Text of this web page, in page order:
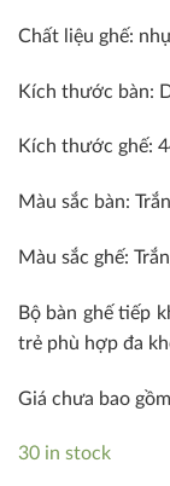
Chất liệu ghế:
Kích thước bàn:
Kích thước ghế:
Màu sắc bàn:
Màu sắc ghế:
Bộ bàn ghế tiếp
trẻ phù hợp đa
Giá chưa bao
30 in stock